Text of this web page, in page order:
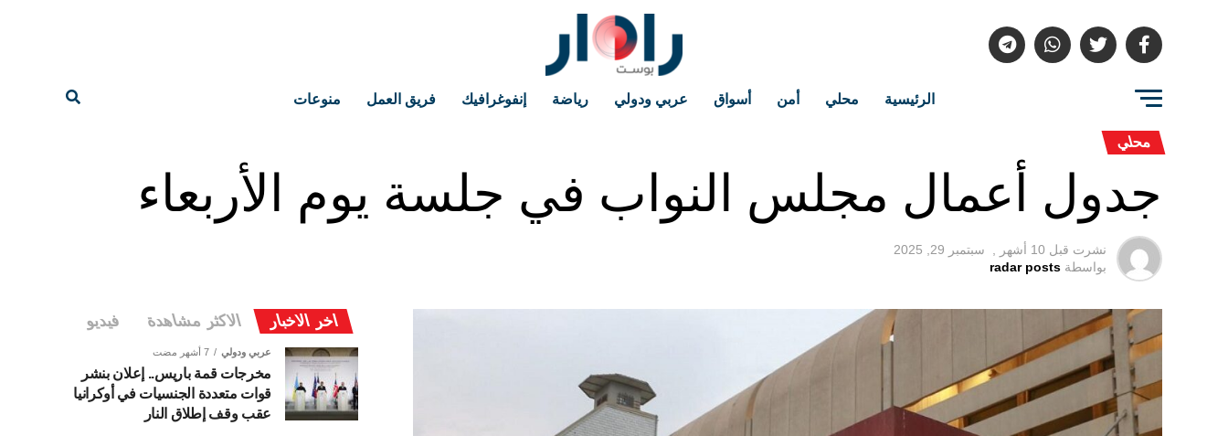
الرئيسية محلي أمن أسواق عربي ودولي رياضة إنفوغرافيك فريق العمل منوعات
محلي
جدول أعمال مجلس النواب في جلسة يوم الأربعاء
نشرت قبل 10 أشهر ,
سبتمبر 29, 2025
بواسطة radar posts
اخر الاخبار الاكثر مشاهدة فيديو
عربي ودولي 7 أشهر مضت
مخرجات قمة باريس.. إعلان بنشر
قوات متعددة الجنسيات في أوكرانيا
عقب وقف إطلاق النار